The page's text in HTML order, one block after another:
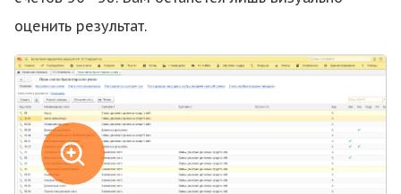
оценить результат.